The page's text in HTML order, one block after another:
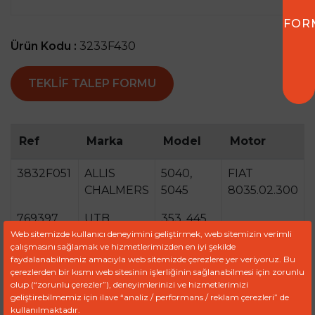
Ürün Kodu : 3233F430
TEKLIF TALEP FORMU
Ref Marka Model Motor
3832F051
ALLIS
CHALMERS
5040,
5045
FIAT
8035.02.300
769397 UTB
353, 445,
453, 530,
533, 350
TX10417 FIAT
FIAT
ALLIS OM
Web sitemizde kullanıcı deneyimini geliştirmek, web sitemizin verimli
çalışmasını sağlamak ve hizmetlerimizden en iyi şekilde
faydalanabilmeniz amacıyla web sitemizde çerezlere yer veriyoruz. Bu
çerezlerden bir kısmı web sitesinin işlerliğinin sağlanabilmesi için zorunlu
olup (“zorunlu çerezler”), deneyimlerinizi ve hizmetlerimizi
geliştirebilmemiz için ilave “analiz / performans / reklam çerezleri” de
kullanılmaktadır.